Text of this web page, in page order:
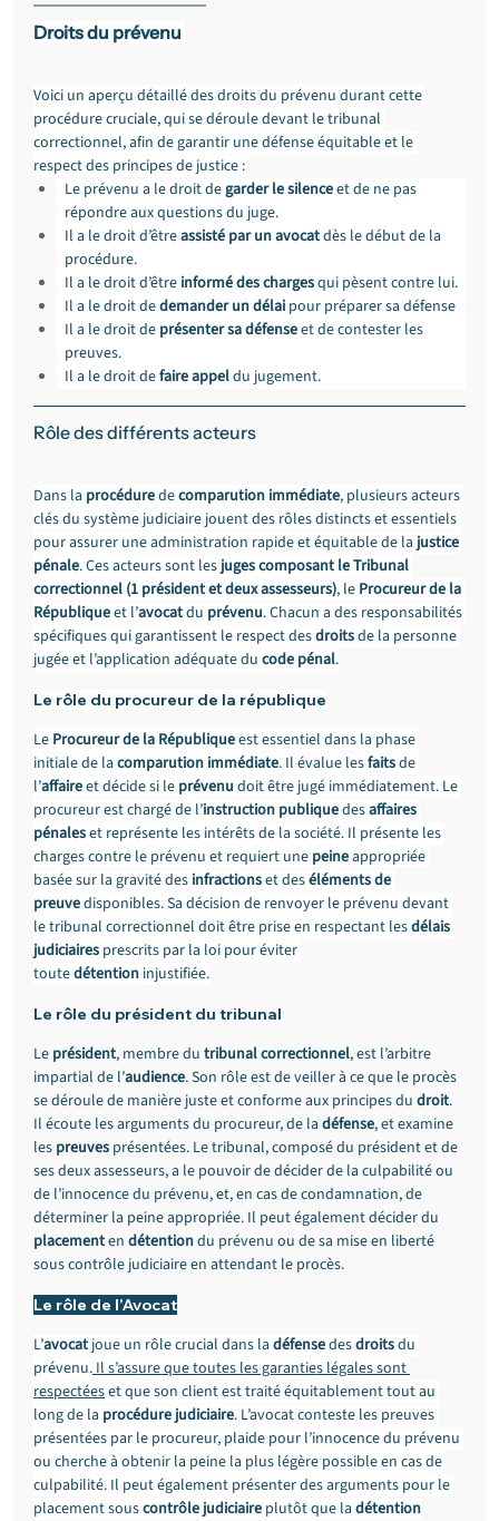
Droits du prévenu
Voici un aperçu détaillé des droits du prévenu durant cette
procédure cruciale, qui se déroule devant le tribunal
correctionnel, afin de garantir une défense équitable et le
respect des principes de justice :
Le prévenu a le droit de garder le silence et de ne pas
répondre aux questions du juge.
Il a le droit d’être assisté par un avocat dès le début de la
procédure.
Il a le droit d’être informé des charges qui pèsent contre lui.
Il a le droit de demander un délai pour préparer sa défense
Il a le droit de présenter sa défense et de contester les
preuves.
Il a le droit de faire appel du jugement.
Rôle des différents acteurs
Dans la procédure de comparution immédiate, plusieurs acteurs
clés du système judiciaire jouent des rôles distincts et essentiels
pour assurer une administration rapide et équitable de la justice
pénale. Ces acteurs sont les juges composant le Tribunal
correctionnel (1 président et deux assesseurs), le Procureur de la
République et l’avocat du prévenu. Chacun a des responsabilités
spécifiques qui garantissent le respect des droits de la personne
jugée et l’application adéquate du code pénal.
Le rôle du procureur de la république
Le Procureur de la République est essentiel dans la phase
initiale de la comparution immédiate. Il évalue les faits de
l’affaire et décide si le prévenu doit être jugé immédiatement. Le
procureur est chargé de l’instruction publique des affaires
pénales et représente les intérêts de la société. Il présente les
charges contre le prévenu et requiert une peine appropriée
basée sur la gravité des infractions et des éléments de
preuve disponibles. Sa décision de renvoyer le prévenu devant
le tribunal correctionnel doit être prise en respectant les délais
judiciaires prescrits par la loi pour éviter
toute détention injustifiée.
Le rôle du président du tribunal
Le président, membre du tribunal correctionnel, est l’arbitre
impartial de l’audience. Son rôle est de veiller à ce que le procès
se déroule de manière juste et conforme aux principes du droit.
Il écoute les arguments du procureur, de la défense, et examine
les preuves présentées. Le tribunal, composé du président et de
ses deux assesseurs, a le pouvoir de décider de la culpabilité ou
de l’innocence du prévenu, et, en cas de condamnation, de
déterminer la peine appropriée. Il peut également décider du
placement en détention du prévenu ou de sa mise en liberté
sous contrôle judiciaire en attendant le procès.
Le rôle de l’Avocat
L’avocat joue un rôle crucial dans la défense des droits du
prévenu. Il s’assure que toutes les garanties légales sont
respectées et que son client est traité équitablement tout au
long de la procédure judiciaire. L’avocat conteste les preuves
présentées par le procureur, plaide pour l’innocence du prévenu
ou cherche à obtenir la peine la plus légère possible en cas de
culpabilité. Il peut également présenter des arguments pour le
placement sous contrôle judiciaire plutôt que la détention